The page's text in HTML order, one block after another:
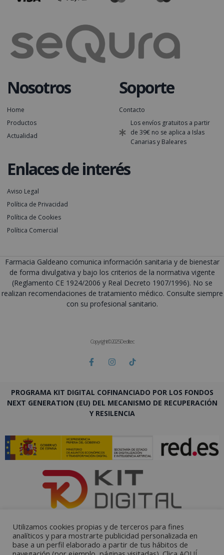
Nosotros
Home
Productos
Actualidad
Soporte
Contacto
Los envíos gratuitos a partir
de 39€ no se aplica a Islas
Canarias y Baleares
Enlaces de interés
Aviso Legal
Política de Privacidad
Política de Cookies
Política Comercial
Farmacia Galdeano comunica información sanitaria y de bienestar
de forma divulgativa y bajo los criterios de la normativa vigente
(Reglamento CE 1924/2006 y Real Decreto 1907/1996). No se
realizan recomendaciones de tratamiento médico. Consulte siempre
con su profesional sanitario.
Copyright © 2025 Deditec
PROGRAMA KIT DIGITAL COFINANCIADO POR LOS FONDOS
NEXT GENERATION (EU) DEL MECANISMO DE RECUPERACIÓN
Y RESILENCIA
Utilizamos cookies propias y de terceros para fines
analíticos y para mostrarte publicidad personalizada en
base a un perfil elaborado a partir de tus hábitos de